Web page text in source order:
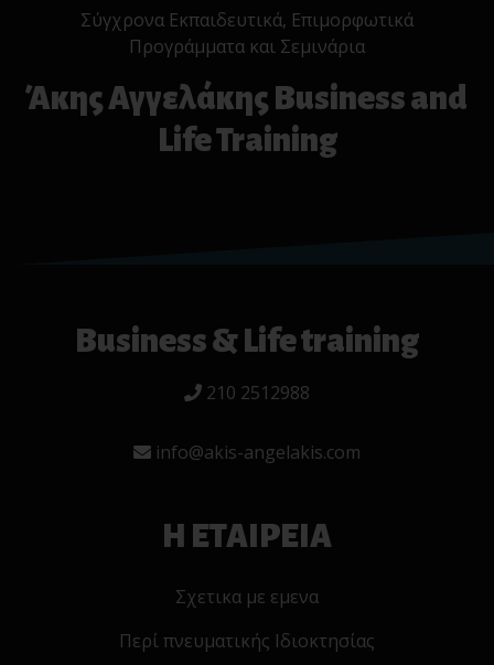
Σύγχρονα Εκπαιδευτικά, Επιμορφωτικά
Προγράμματα και Σεμινάρια
Άκης Αγγελάκης Business and
Life Training
Business & Life training
210 2512988
info@akis-angelakis.com
Η ΕΤΑΙΡΕΙΑ
Σχετικα με εμενα
Περί πνευματικής Ιδιοκτησίας